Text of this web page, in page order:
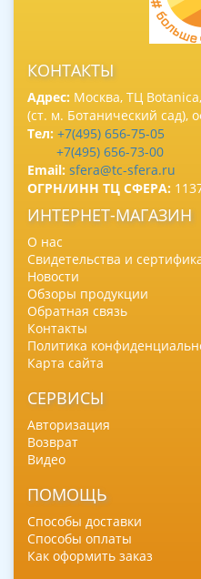
КОНТАКТЫ
Адрес: Москва, ТЦ
(ст. м. Ботанический сад),
Тел: +7(495) 656-75-05
+7(495) 656-73-00
Email: sfera@tc-sfera.ru
ОГРН/ИНН ТЦ СФЕРА:
ИНТЕРНЕТ-МАГАЗИН
О нас
Свидетельства и
Новости
Обзоры продукции
Обратная связь
Контакты
Политика
Карта сайта
СЕРВИСЫ
Авторизация
Возврат
Видео
ПОМОЩЬ
Способы доставки
Способы оплаты
Как оформить заказ